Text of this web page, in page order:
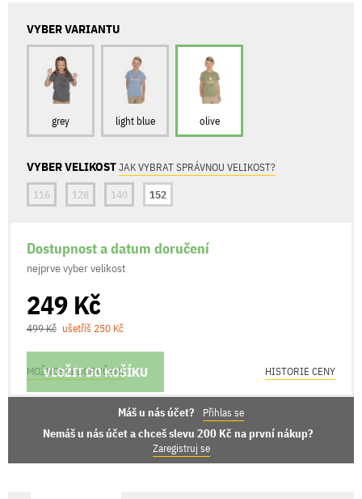
VYBER VARIANTU
grey light blue olive
VYBER VELIKOSTJAK VYBRAT SPRÁVNOU VELIKOST?
116
128 140 152
Dostupnost a datum doručení
nejprve vyber velikost
249 Kč
499 Kč ušetříš 250 Kč
VLOŽIT DO KOŠÍKU
MOŽNOSTI DORUČENÍ HISTORIE CENY
Máš u nás účet? Přihlas se
Nemáš u nás účet a chceš slevu 200 Kč na první nákup?
Zaregistruj se